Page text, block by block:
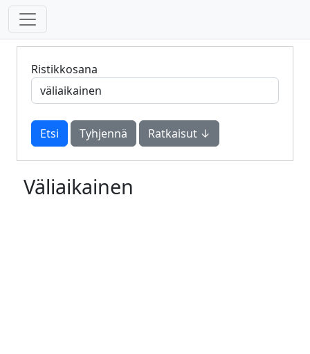
Ristikkosana
Tyhjennä Ratkaisut ↓
Väliaikainen